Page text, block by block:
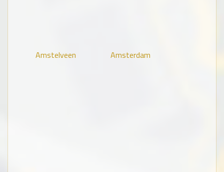
Amstelveen Amsterdam